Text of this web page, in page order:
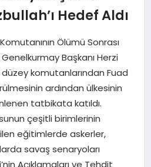
Hedef Aldı
Ölümü Sonrası
Başkanı Herzi
düzey komutanlarından Fuad
ardından ülkesinin
tatbikata katıldı.
çeşitli birimlerinin
eğitimlerde askerler,
savaş senaryoları